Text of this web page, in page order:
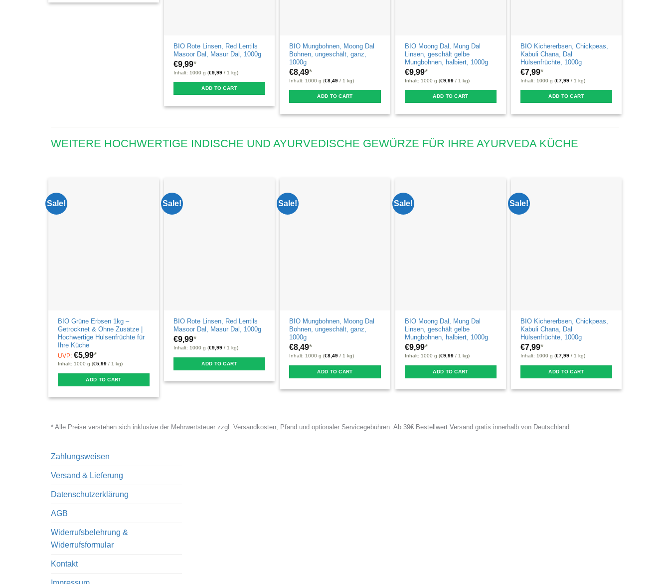
BIO Rote Linsen, Red Lentils
Masoor Dal, Masur Dal, 1000g
€9,99*
Inhalt: 1000 g (€9,99 / 1 kg)
ADD TO CART
BIO Mungbohnen, Moong Dal
Bohnen, ungeschält, ganz,
1000g
€8,49*
Inhalt: 1000 g (€8,49 / 1 kg)
ADD TO CART
BIO Moong Dal, Mung Dal
Linsen, geschält gelbe
Mungbohnen, halbiert, 1000g
€9,99*
Inhalt: 1000 g (€9,99 / 1 kg)
ADD TO CART
BIO Kichererbsen, Chickpeas,
Kabuli Chana, Dal
Hülsenfrüchte, 1000g
€7,99*
Inhalt: 1000 g (€7,99 / 1 kg)
ADD TO CART
WEITERE HOCHWERTIGE INDISCHE UND AYURVEDISCHE GEWÜRZE FÜR IHRE AYURVEDA KÜCHE
Sale!
BIO Grüne Erbsen 1kg –
Getrocknet & Ohne Zusätze |
Hochwertige Hülsenfrüchte für
Ihre Küche
UVP: €5,99*
Inhalt: 1000 g (€5,99 / 1 kg)
ADD TO CART
Sale!
BIO Rote Linsen, Red Lentils
Masoor Dal, Masur Dal, 1000g
€9,99*
Inhalt: 1000 g (€9,99 / 1 kg)
ADD TO CART
Sale!
BIO Mungbohnen, Moong Dal
Bohnen, ungeschält, ganz,
1000g
€8,49*
Inhalt: 1000 g (€8,49 / 1 kg)
ADD TO CART
Sale!
BIO Moong Dal, Mung Dal
Linsen, geschält gelbe
Mungbohnen, halbiert, 1000g
€9,99*
Inhalt: 1000 g (€9,99 / 1 kg)
ADD TO CART
Sale!
BIO Kichererbsen, Chickpeas,
Kabuli Chana, Dal
Hülsenfrüchte, 1000g
€7,99*
Inhalt: 1000 g (€7,99 / 1 kg)
ADD TO CART
* Alle Preise verstehen sich inklusive der Mehrwertsteuer zzgl. Versandkosten, Pfand und optionaler Servicegebühren. Ab 39€ Bestellwert Versand gratis innerhalb von Deutschland.
Zahlungsweisen
Versand & Lieferung
Datenschutzerklärung
AGB
Widerrufsbelehrung &
Widerrufsformular
Kontakt